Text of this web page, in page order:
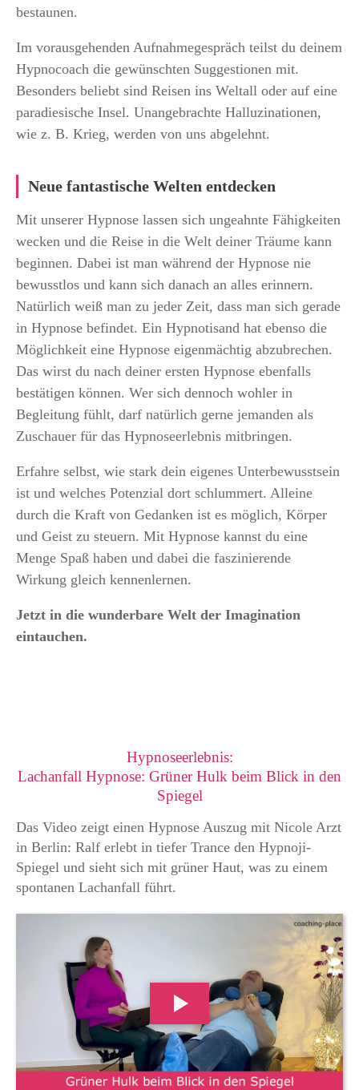
bestaunen.
Im vorausgehenden Aufnahmegespräch teilst du deinem
Hypnocoach die gewünschten Suggestionen mit.
Besonders beliebt sind Reisen ins Weltall oder auf eine
paradiesische Insel. Unangebrachte Halluzinationen,
wie z. B. Krieg, werden von uns abgelehnt.
Neue fantastische Welten entdecken
Mit unserer Hypnose lassen sich ungeahnte Fähigkeiten
wecken und die Reise in die Welt deiner Träume kann
beginnen. Dabei ist man während der Hypnose nie
bewusstlos und kann sich danach an alles erinnern.
Natürlich weiß man zu jeder Zeit, dass man sich gerade
in Hypnose befindet. Ein Hypnotisand hat ebenso die
Möglichkeit eine Hypnose eigenmächtig abzubrechen.
Das wirst du nach deiner ersten Hypnose ebenfalls
bestätigen können. Wer sich dennoch wohler in
Begleitung fühlt, darf natürlich gerne jemanden als
Zuschauer für das Hypnoseerlebnis mitbringen.
Erfahre selbst, wie stark dein eigenes Unterbewusstsein
ist und welches Potenzial dort schlummert. Alleine
durch die Kraft von Gedanken ist es möglich, Körper
und Geist zu steuern. Mit Hypnose kannst du eine
Menge Spaß haben und dabei die faszinierende
Wirkung gleich kennenlernen.
Jetzt in die wunderbare Welt der Imagination
eintauchen.
Hypnoseerlebnis:
Lachanfall Hypnose: Grüner Hulk beim Blick in den
Spiegel
Das Video zeigt einen Hypnose Auszug mit Nicole Arzt
in Berlin: Ralf erlebt in tiefer Trance den Hypnoji-
Spiegel und sieht sich mit grüner Haut, was zu einem
spontanen Lachanfall führt.